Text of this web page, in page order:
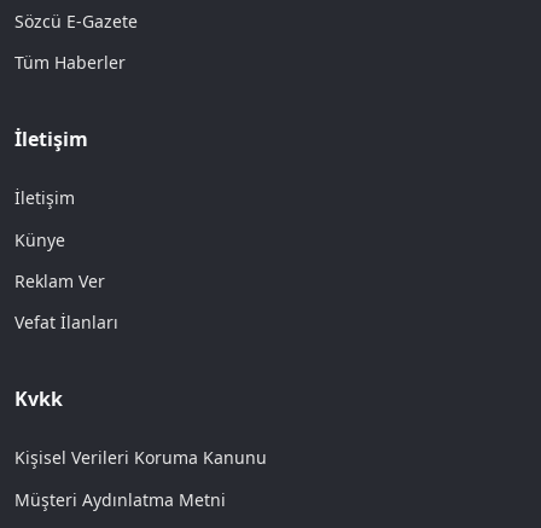
Sözcü E-Gazete
Tüm Haberler
İletişim
İletişim
Künye
Reklam Ver
Vefat İlanları
Kvkk
Kişisel Verileri Koruma Kanunu
Müşteri Aydınlatma Metni